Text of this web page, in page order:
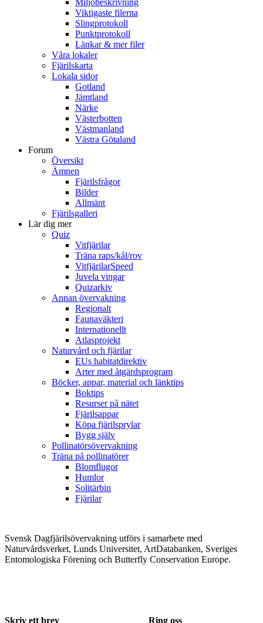
Viktigaste filerna
Slingprotokoll
Punktprotokoll
Länkar & mer filer
Våra lokaler
Fjärilskarta
Lokala sidor
Gotland
Jämtland
Närke
Västerbotten
Västmanland
Västra Götaland
Forum
Översikt
Ämnen
Fjärilsfrågor
Bilder
Allmänt
Fjärilsgalleri
Lär dig mer
Quiz
Vitfjärilar
Träna raps/kål/rov
VitfjärilarSpeed
Juvela vingar
Quizarkiv
Annan övervakning
Regionalt
Faunaväkteri
Internationellt
Atlasprojekt
Naturvård och fjärilar
EUs habitatdirektiv
Arter med åtgärdsprogram
Böcker, appar, material och länktips
Boktips
Resurser på nätet
Fjärilsappar
Köpa fjärilsprylar
Bygg själv
Pollinatörsövervakning
Träna på pollinatörer
Blomflugor
Humlor
Solitärbin
Fjärilar
Svensk Dagfjärilsövervakning utförs i samarbete med
Naturvårdsverket, Lunds Universitet, ArtDatabanken, Sveriges
Entomologiska Förening och Butterfly Conservation Europe.
Skriv ett brev Ring oss